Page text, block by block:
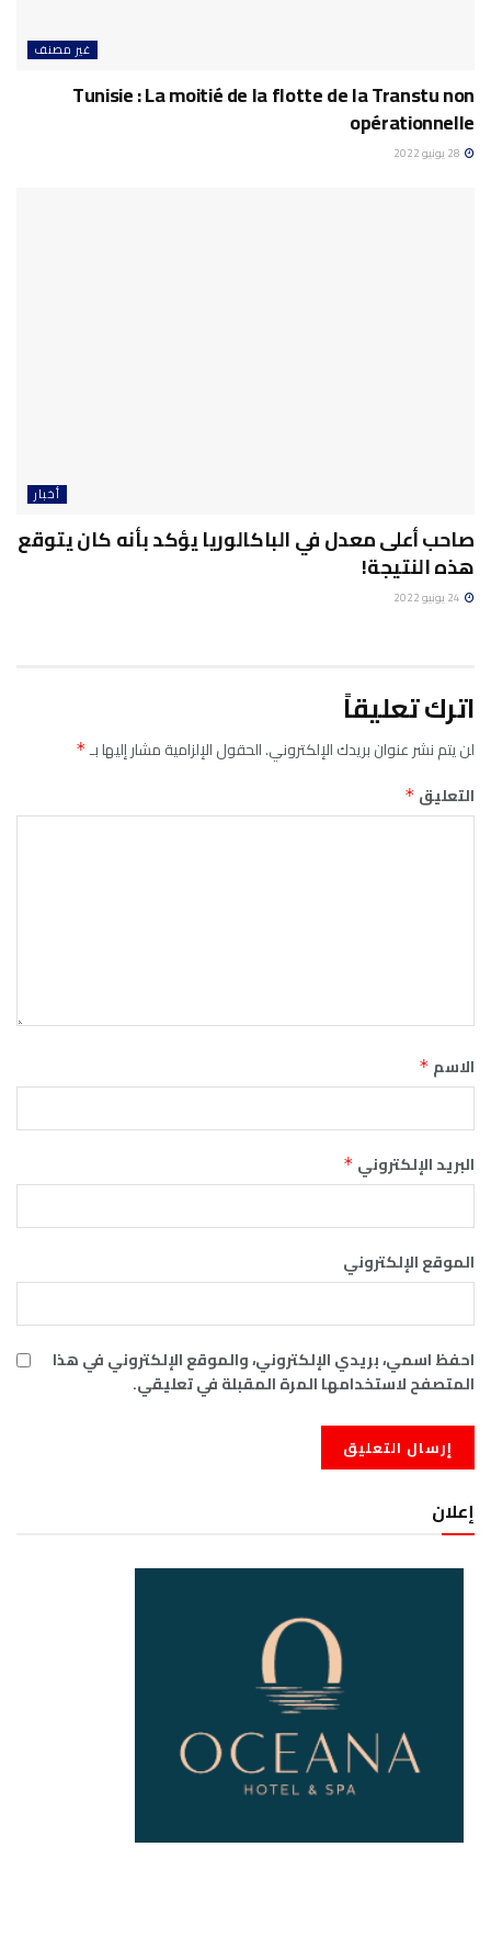
غير مصنف
Tunisie : La moitié de la flotte de la Transtu non
opérationnelle
أخبار
صاحب أعلى معدل في الباكالوريا يؤكد بأنه كان يتوقع
هذه النتيجة!
اترك تعليقاً
لن يتم نشر عنوان بريدك الإلكتروني.الحقول الإلزامية مشار إليها بـ*
التعليق *
الاسم *
البريد الإلكتروني *
الموقع الإلكتروني
احفظ اسمي، بريدي الإلكتروني، والموقع الإلكتروني في هذا
المتصفح لاستخدامها المرة المقبلة في تعليقي.
إعلان